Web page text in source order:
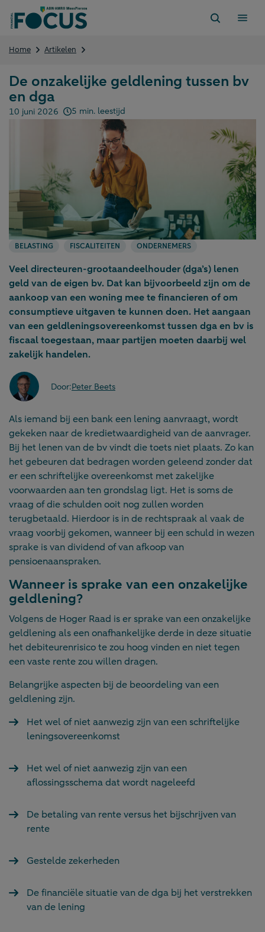
naar
Home Artikelen
tussen
en
dga
De onzakelijke geldlening tussen bv
en dga
Gepubliceerd op:
10 juni 2026 5 min. leestijd
BELASTING FISCALITEITEN ONDERNEMERS
Veel directeuren-grootaandeelhouder (dga’s) lenen
geld van de eigen bv. Dat kan bijvoorbeeld zijn om de
aankoop van een woning mee te financieren of om
consumptieve uitgaven te kunnen doen. Het aangaan
van een geldleningsovereenkomst tussen dga en bv is
fiscaal toegestaan, maar partijen moeten daarbij wel
zakelijk handelen.
Door:Peter Beets
Als iemand bij een bank een lening aanvraagt, wordt
gekeken naar de kredietwaardigheid van de aanvrager.
Bij het lenen van de bv vindt die toets niet plaats. Zo kan
het gebeuren dat bedragen worden geleend zonder dat
er een schriftelijke overeenkomst met zakelijke
voorwaarden aan ten grondslag ligt. Het is soms de
vraag of die schulden ooit nog zullen worden
terugbetaald. Hierdoor is in de rechtspraak al vaak de
vraag voorbij gekomen, wanneer bij een schuld in wezen
sprake is van dividend of van afkoop van
pensioenaanspraken.
Wanneer is sprake van een onzakelijke
geldlening?
Volgens de Hoger Raad is er sprake van een onzakelijke
geldlening als een onafhankelijke derde in deze situatie
het debiteurenrisico te zou hoog vinden en niet tegen
een vaste rente zou willen dragen.
Belangrijke aspecten bij de beoordeling van een
geldlening zijn.
Het wel of niet aanwezig zijn van een schriftelijke
leningsovereenkomst
Het wel of niet aanwezig zijn van een
aflossingsschema dat wordt nageleefd
De betaling van rente versus het bijschrijven van
rente
Gestelde zekerheden
De financiële situatie van de dga bij het verstrekken
van de lening